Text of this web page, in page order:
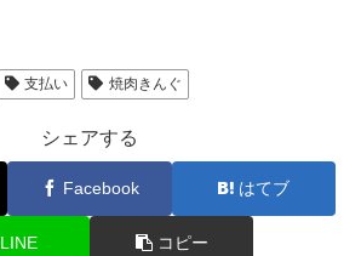
支払い 焼肉きんぐ
シェアする
Facebook はてブ
LINE コピー